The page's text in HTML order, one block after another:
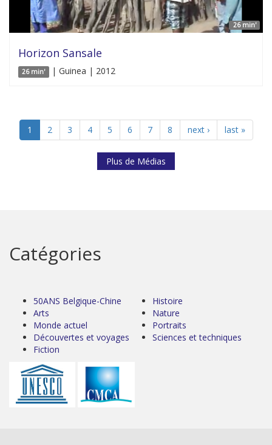
26 min'
Horizon Sansale
26 min' | Guinea | 2012
1 2 3 4 5 6 7 8 next › last »
Plus de Médias
Catégories
50ANS Belgique-Chine
Arts
Monde actuel
Découvertes et voyages
Fiction
Histoire
Nature
Portraits
Sciences et techniques